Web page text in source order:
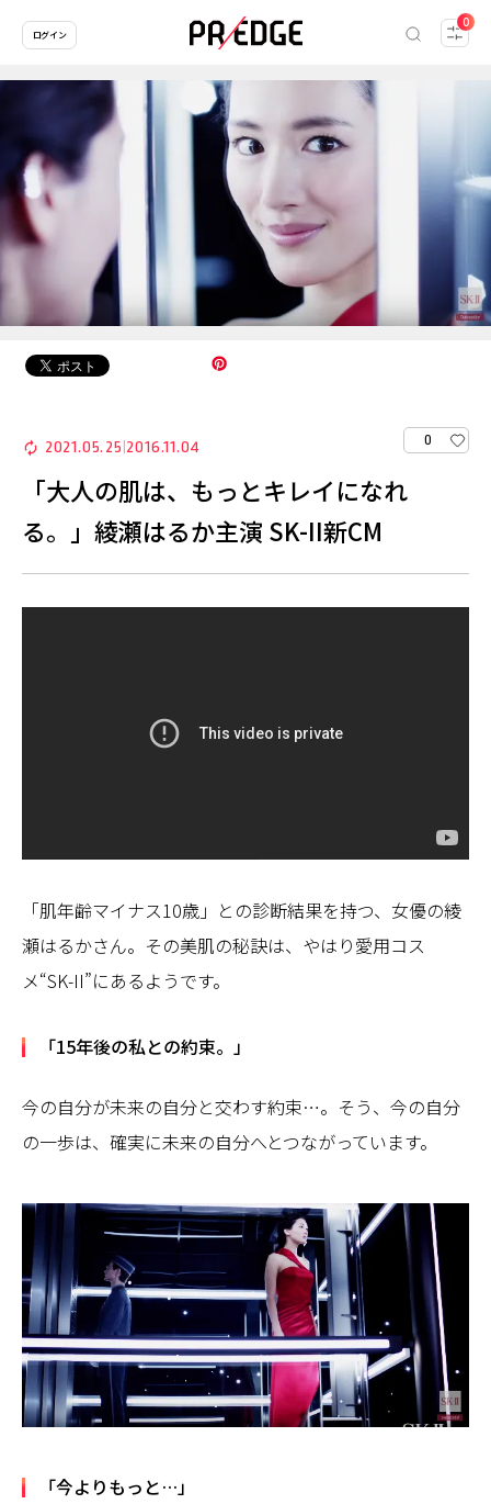
0
ログイン
2021.05.25 2016.11.04 0
「大人の肌は、もっとキレイになれ
る。」綾瀬はるか主演 SK-II新CM
「肌年齢マイナス10歳」との診断結果を持つ、女優の綾
瀬はるかさん。その美肌の秘訣は、やはり愛用コス
メ“SK-II”にあるようです。
「15年後の私との約束。」
今の自分が未来の自分と交わす約束…。そう、今の自分
の一歩は、確実に未来の自分へとつながっています。
「今よりもっと…」